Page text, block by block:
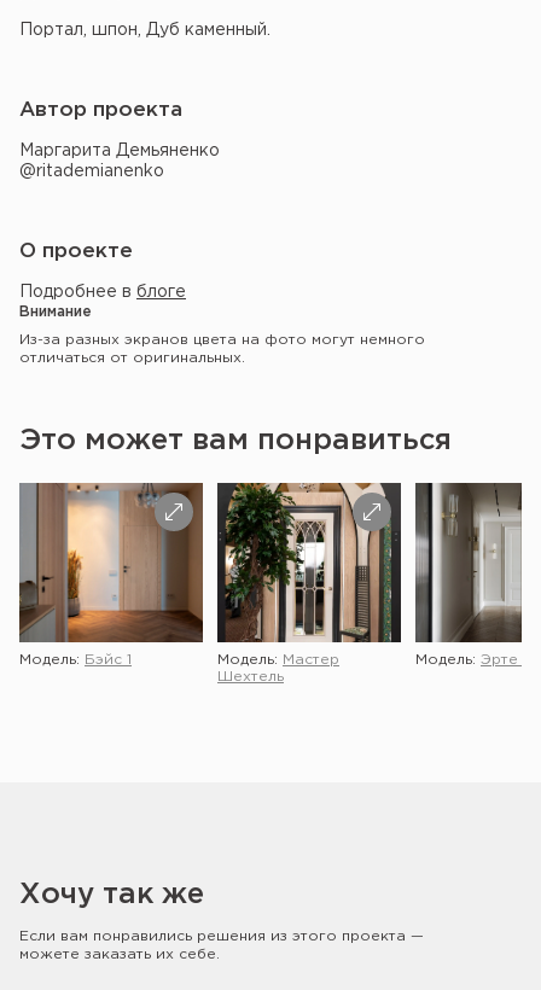
Портал, шпон, Дуб каменный.
Автор проекта
Маргарита Демьяненко
@ritademianenko
О проекте
Подробнее в блоге
Внимание
Из-за разных экранов цвета на фото могут немного
отличаться от оригинальных.
Это может вам понравиться
Модель: Бэйс 1 Модель:
Мастер
Шехтель
Модель: Эрте 2
Хочу так же
Если вам понравились решения из этого проекта —
можете заказать их себе.